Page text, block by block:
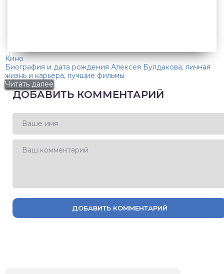
Кино
Биография и дата рождения Алексея Булдакова, личная
жизнь и карьера, лучшие фильмы
Читать далее
ДОБАВИТЬ КОММЕНТАРИЙ
ДОБАВИТЬ КОММЕНТАРИЙ